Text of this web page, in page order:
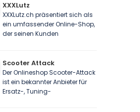
XXXLutz
XXXLutz.ch präsentiert sich als
ein umfassender Online-Shop,
der seinen Kunden
Scooter Attack
Der Onlineshop Scooter-Attack
ist ein bekannter Anbieter für
Ersatz-, Tuning-